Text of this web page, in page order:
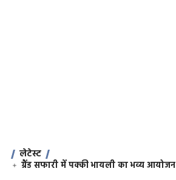
लेटेस्ट
ग्रैंड सफारी में पक्की भायली का भव्य आयोजन